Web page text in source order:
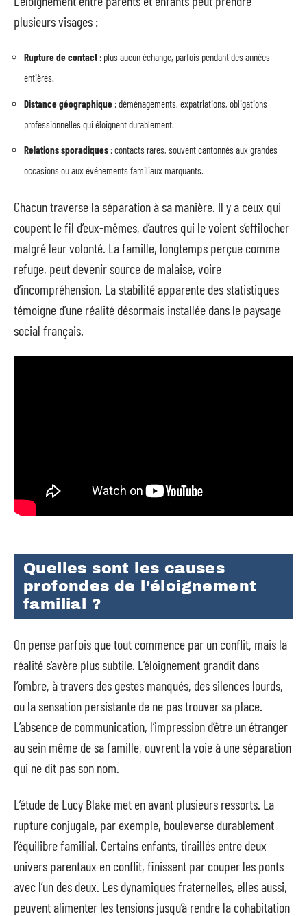
plusieurs visages :
Rupture de contact : plus aucun échange, parfois pendant des années
entières.
Distance géographique : déménagements, expatriations, obligations
professionnelles qui éloignent durablement.
Relations sporadiques : contacts rares, souvent cantonnés aux grandes
occasions ou aux événements familiaux marquants.
Chacun traverse la séparation à sa manière. Il y a ceux qui
coupent le fil d’eux-mêmes, d’autres qui le voient s’effilocher
malgré leur volonté. La famille, longtemps perçue comme
refuge, peut devenir source de malaise, voire
d’incompréhension. La stabilité apparente des statistiques
témoigne d’une réalité désormais installée dans le paysage
social français.
Quelles sont les causes
profondes de l’éloignement
familial ?
On pense parfois que tout commence par un conflit, mais la
réalité s’avère plus subtile. L’éloignement grandit dans
l’ombre, à travers des gestes manqués, des silences lourds,
ou la sensation persistante de ne pas trouver sa place.
L’absence de communication, l’impression d’être un étranger
au sein même de sa famille, ouvrent la voie à une séparation
qui ne dit pas son nom.
L’étude de Lucy Blake met en avant plusieurs ressorts. La
rupture conjugale, par exemple, bouleverse durablement
l’équilibre familial. Certains enfants, tiraillés entre deux
univers parentaux en conflit, finissent par couper les ponts
avec l’un des deux. Les dynamiques fraternelles, elles aussi,
peuvent alimenter les tensions jusqu’à rendre la cohabitation